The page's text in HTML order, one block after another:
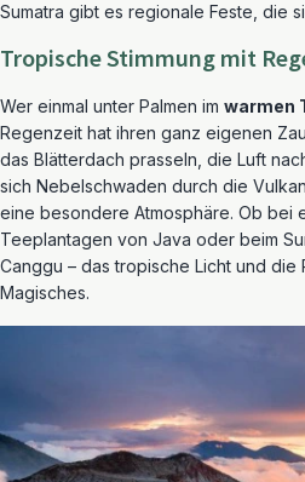
Sumatra gibt es regionale Feste, die
Tropische Stimmung mit
Wer einmal unter Palmen im warmen
Regenzeit hat ihren ganz eigenen
das Blätterdach prasseln, die Luft
sich Nebelschwaden durch die
eine besondere Atmosphäre. Ob bei
Teeplantagen von Java oder beim
Canggu – das tropische Licht und die
Magisches.